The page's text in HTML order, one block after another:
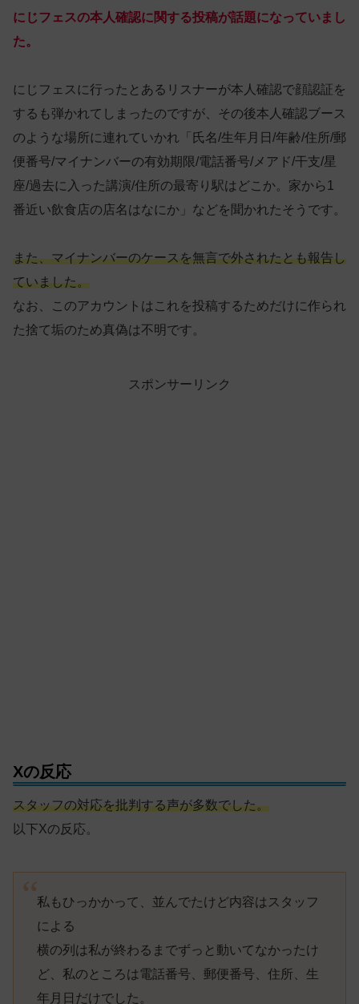
にじフェスの本人確認に関する投稿が話題になっていまし
た。
にじフェスに行ったとあるリスナーが本人確認で顔認証を
するも弾かれてしまったのですが、その後本人確認ブース
のような場所に連れていかれ「氏名/生年月日/年齢/住所/郵
便番号/マイナンバーの有効期限/電話番号/メアド/干支/星
座/過去に入った講演/住所の最寄り駅はどこか。家から1
番近い飲食店の店名はなにか」などを聞かれたそうです。
また、マイナンバーのケースを無言で外されたとも報告し
ていました。
なお、このアカウントはこれを投稿するためだけに作られ
た捨て垢のため真偽は不明です。
スポンサーリンク
Xの反応
スタッフの対応を批判する声が多数でした。
以下Xの反応。
私もひっかかって、並んでたけど内容はスタッフ
による
横の列は私が終わるまでずっと動いてなかったけ
ど、私のところは電話番号、郵便番号、住所、生
年月日だけでした。